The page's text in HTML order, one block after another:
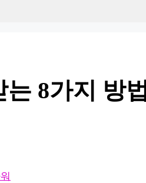
8가지 방